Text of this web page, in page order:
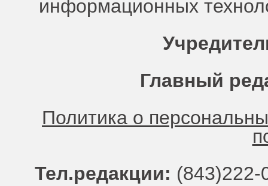
информационных
Главный
Политика о
Тел.редакции: